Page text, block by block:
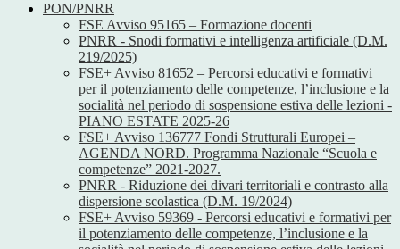
PON/PNRR
FSE Avviso 95165 – Formazione docenti
PNRR - Snodi formativi e intelligenza artificiale (D.M.
219/2025)
FSE+ Avviso 81652 – Percorsi educativi e formativi
per il potenziamento delle competenze, l’inclusione e la
socialità nel periodo di sospensione estiva delle lezioni -
PIANO ESTATE 2025-26
FSE+ Avviso 136777 Fondi Strutturali Europei –
AGENDA NORD. Programma Nazionale “Scuola e
competenze” 2021-2027.
PNRR - Riduzione dei divari territoriali e contrasto alla
dispersione scolastica (D.M. 19/2024)
FSE+ Avviso 59369 - Percorsi educativi e formativi per
il potenziamento delle competenze, l’inclusione e la